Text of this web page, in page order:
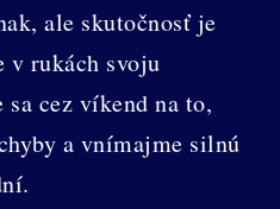
ale skutočnosť je
v rukách svoju
sa cez víkend na to,
a vnímajme silnú